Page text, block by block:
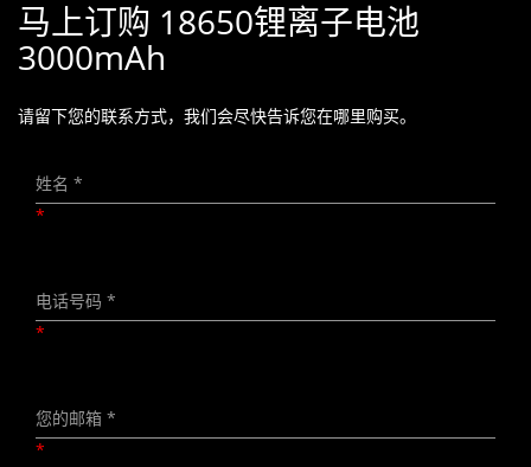
马上订购 18650锂离子电池
3000mAh
请留下您的联系方式，我们会尽快告诉您在哪里购买。
*
*
*